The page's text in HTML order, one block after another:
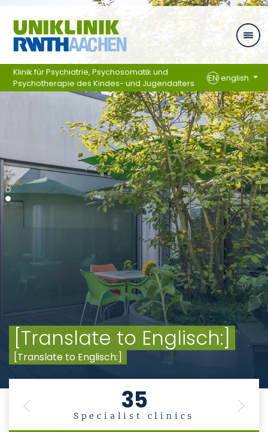
[Translate to Englisch:]
[Translate to Englisch:]
35
Specialist clinics
Previous Next
Klinik für Psychiatrie, Psychosomatik und
Psychotherapie des Kindes- und Jugendalters
EN english